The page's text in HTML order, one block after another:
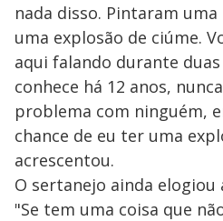
nada disso. Pintaram
uma explosão de ciúme.
aqui falando durante
conhece há 12 anos,
problema com ninguém,
chance de eu ter uma
acrescentou.
O sertanejo ainda elogiou
"Se tem uma coisa que